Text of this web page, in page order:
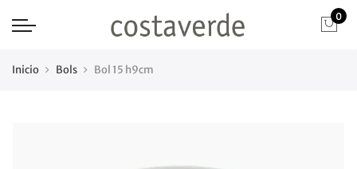
0
Inicio Bols Bol 15 h9cm